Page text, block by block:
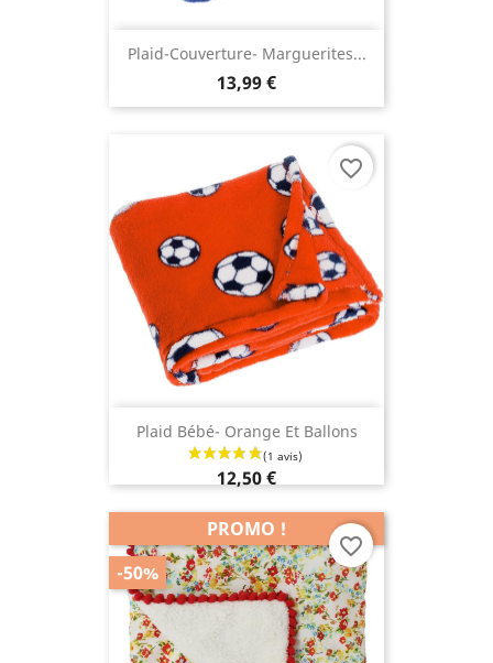
Plaid-Couverture- Marguerites...
13,99 €
Plaid Bébé- Orange Et Ballons
12,50 €
favorite_border
PROMO !
-50%
favorite_border